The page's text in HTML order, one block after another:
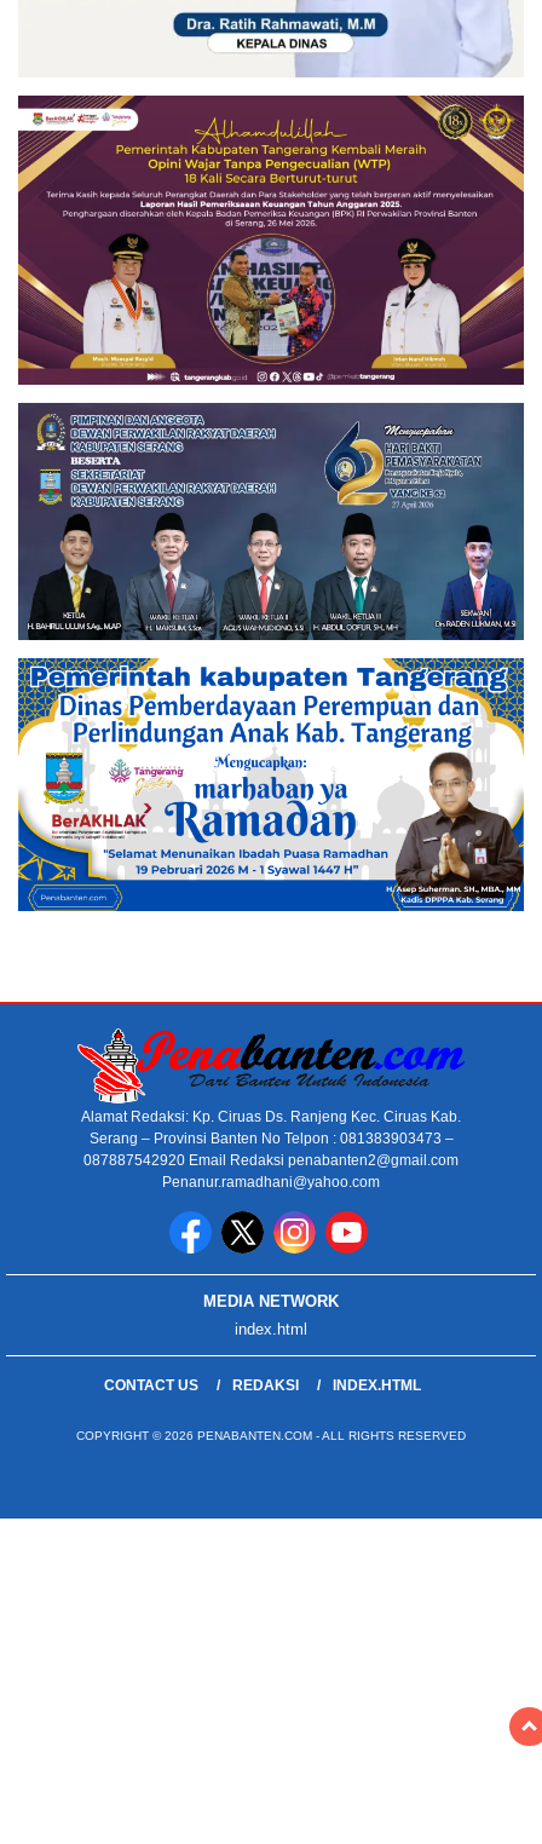
Alamat Redaksi: Kp. Ciruas Ds. Ranjeng Kec. Ciruas Kab.
Serang – Provinsi Banten No Telpon : 081383903473 –
087887542920 Email Redaksi penabanten2@gmail.com
Penanur.ramadhani@yahoo.com
MEDIA NETWORK
index.html
CONTACT US REDAKSI INDEX.HTML
COPYRIGHT © 2026 PENABANTEN.COM - ALL RIGHTS RESERVED